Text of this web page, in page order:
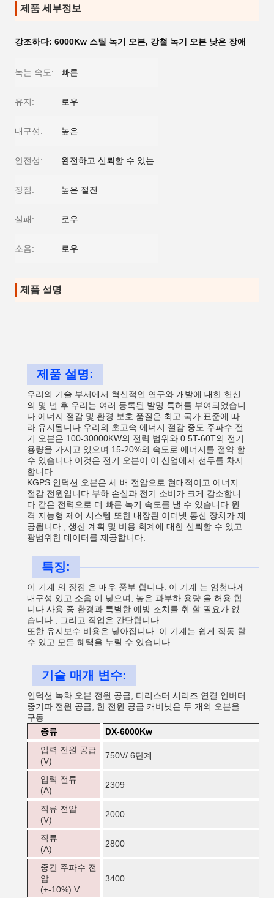
제품 세부정보
강조하다: 6000Kw 스틸 녹기 오븐, 강철 녹기 오븐 낮은 장애
녹는 속도: 빠른
유지: 로우
내구성: 높은
안전성: 완전하고 신뢰할 수 있는
장점: 높은 절전
실패: 로우
소음: 로우
제품 설명
제품 설명:
우리의 기술 부서에서 혁신적인 연구와 개발에 대한 헌신
의 몇 년 후 우리는 여러 등록된 발명 특허를 부여되었습니
다.에너지 절감 및 환경 보호 품질은 최고 국가 표준에 따
라 유지됩니다.우리의 초고속 에너지 절감 중도 주파수 전
기 오븐은 100-30000KW의 전력 범위와 0.5T-60T의 전기
용량을 가지고 있으며 15-20%의 속도로 에너지를 절약 할
수 있습니다.이것은 전기 오븐이 이 산업에서 선두를 차지
합니다..
KGPS 인덕션 오븐은 세 배 전압으로 현대적이고 에너지
절감 전원입니다.부하 손실과 전기 소비가 크게 감소합니
다.같은 전력으로 더 빠른 녹기 속도를 낼 수 있습니다.원
격 지능형 제어 시스템 또한 내장된 이더넷 통신 장치가 제
공됩니다., 생산 계획 및 비용 회계에 대한 신뢰할 수 있고
광범위한 데이터를 제공합니다.
특징:
이 기계 의 장점 은 매우 풍부 합니다. 이 기계 는 엄청나게
내구성 있고 소음 이 낮으며, 높은 과부하 용량 을 허용 합
니다.사용 중 환경과 특별한 예방 조치를 취 할 필요가 없
습니다., 그리고 작업은 간단합니다.
또한 유지보수 비용은 낮아집니다. 이 기계는 쉽게 작동 할
수 있고 모든 혜택을 누릴 수 있습니다.
기술 매개 변수:
인덕션 녹화 오븐 전원 공급, 티리스터 시리즈 연결 인버터
중기파 전원 공급, 한 전원 공급 캐비닛은 두 개의 오븐을
구동
종류
DX-6000Kw
입력 전원 공급
(V)
750V/ 6단계
입력 전류
(A)
2309
직류 전압
(V)
2000
직류
(A)
2800
중간 주파수 전
압
(+-10%) V
3400